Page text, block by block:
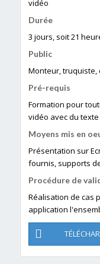
vidéo
Durée
3 jours, soit 21
Public
Monteur, truquiste,
Pré-requis
Formation pour
vidéo avec du
Moyens mis en
Présentation sur
fournis, supports
Procédure de
Réalisation de cas
application